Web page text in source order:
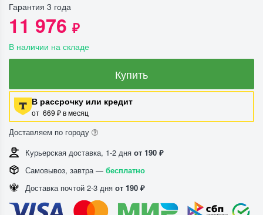
Гарантия 3 года
11 976 ₽
В наличии на складе
Купить
В рассрочку или кредит
от 669 ₽ в месяц
Доставляем по городу
Курьерская доставка, 1-2 дня от 190 ₽
Самовывоз, завтра — бесплатно
Доставка почтой 2-3 дня от 190 ₽